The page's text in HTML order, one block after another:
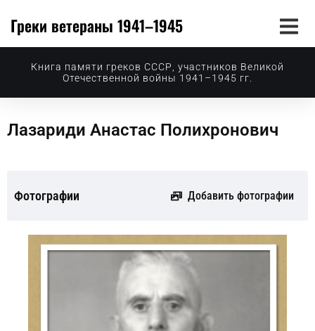
Греки ветераны 1941–1945
Книга памяти греков СССР, участников Великой
Отечественной войны 1941–1945 гг.
Лазариди Анастас Полихронович
Фотографии Добавить фотографии